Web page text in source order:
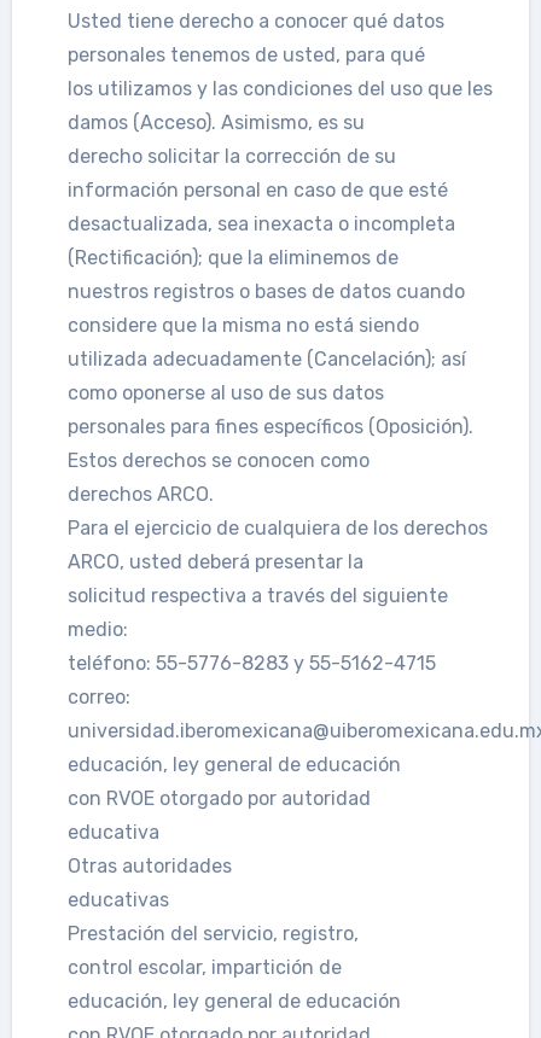
Usted tiene derecho a conocer qué datos
personales tenemos de usted, para qué
los utilizamos y las condiciones del uso que les
damos (Acceso). Asimismo, es su
derecho solicitar la corrección de su
información personal en caso de que esté
desactualizada, sea inexacta o incompleta
(Rectificación); que la eliminemos de
nuestros registros o bases de datos cuando
considere que la misma no está siendo
utilizada adecuadamente (Cancelación); así
como oponerse al uso de sus datos
personales para fines específicos (Oposición).
Estos derechos se conocen como
derechos ARCO.
Para el ejercicio de cualquiera de los derechos
ARCO, usted deberá presentar la
solicitud respectiva a través del siguiente
medio:
teléfono: 55-5776-8283 y 55-5162-4715
correo:
educación, ley general de educación
con RVOE otorgado por autoridad
educativa
Otras autoridades
educativas
Prestación del servicio, registro,
control escolar, impartición de
educación, ley general de educación